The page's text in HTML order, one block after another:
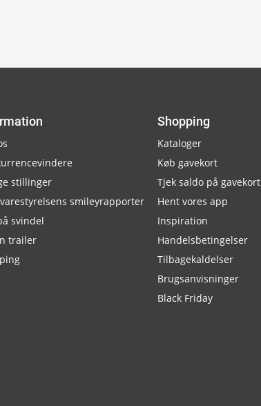
stillinger
smileyrapporter
svindel
trailer
Shopping
Kataloger
Køb gavekort
Tjek saldo på gavekort
Hent vores app
Inspiration
Handelsbetingelser
Tilbagekaldelser
Brugsanvisninger
Black Friday